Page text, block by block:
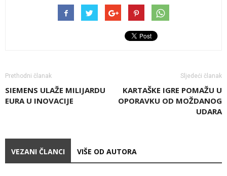
Prethodni članak
SIEMENS ULAŽE MILIJARDU
EURA U INOVACIJE
Sljedeći članak
KARTAŠKE IGRE POMAŽU U
OPORAVKU OD MOŽDANOG
UDARA
VEZANI ČLANCI VIŠE OD AUTORA